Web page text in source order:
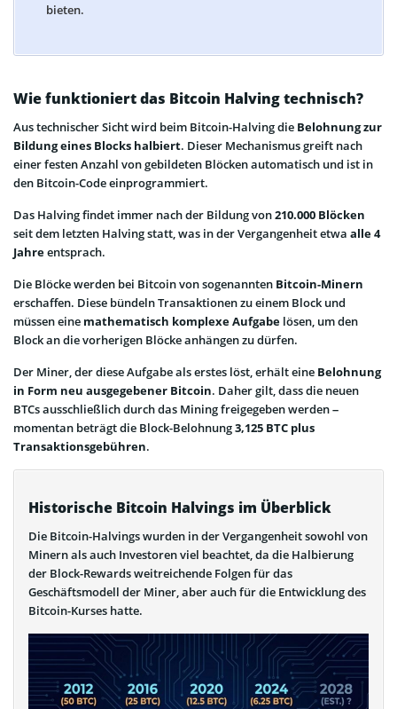
bieten.
Wie funktioniert das Bitcoin Halving technisch?
Aus technischer Sicht wird beim Bitcoin-Halving die Belohnung zur
Bildung eines Blocks halbiert. Dieser Mechanismus greift nach
einer festen Anzahl von gebildeten Blöcken automatisch und ist in
den Bitcoin-Code einprogrammiert.
Das Halving findet immer nach der Bildung von210.000 Blöcken
seit dem letzten Halving statt, was in der Vergangenheit etwa alle 4
Jahreentsprach.
Die Blöcke werden bei Bitcoin von sogenannten Bitcoin-Minern
erschaffen. Diese bündeln Transaktionen zu einem Block und
müssen eine mathematisch komplexe Aufgabe lösen, um den
Block an die vorherigen Blöcke anhängen zu dürfen.
Der Miner, der diese Aufgabe als erstes löst, erhält eine Belohnung
in Form neu ausgegebener Bitcoin. Daher gilt, dass die neuen
BTCs ausschließlich durch das Mining freigegeben werden –
momentan beträgt die Block-Belohnung3,125 BTC plus
Transaktionsgebühren.
Historische Bitcoin Halvings im Überblick
Die Bitcoin-Halvings wurden in der Vergangenheit sowohl von
Minern als auch Investoren viel beachtet, da die Halbierung
der Block-Rewards weitreichende Folgen für das
Geschäftsmodell der Miner, aber auch für die Entwicklung des
Bitcoin-Kurses hatte.